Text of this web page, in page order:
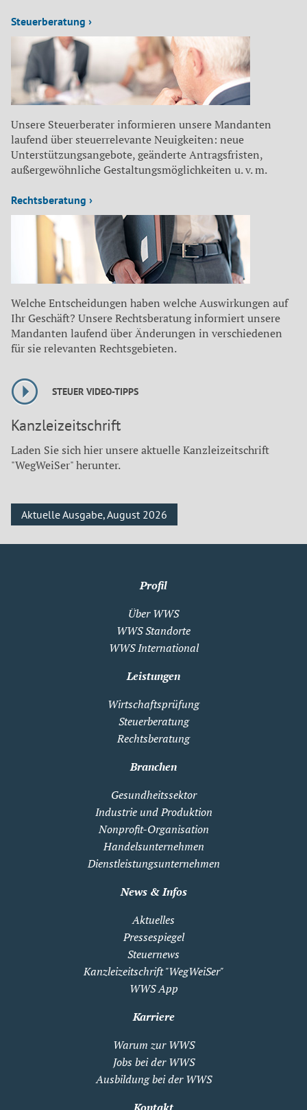
Steuerberatung ›
Unsere Steuerberater informieren unsere Mandanten
laufend über steuerrelevante Neuigkeiten: neue
Unterstützungsangebote, geänderte Antragsfristen,
außergewöhnliche Gestaltungsmöglichkeiten u. v. m.
Rechtsberatung ›
Welche Entscheidungen haben welche Auswirkungen auf
Ihr Geschäft? Unsere Rechtsberatung informiert unsere
Mandanten laufend über Änderungen in verschiedenen
für sie relevanten Rechtsgebieten.
STEUER VIDEO-TIPPS
Kanzleizeitschrift
Laden Sie sich hier unsere aktuelle Kanzleizeitschrift
"WegWeiSer" herunter.
Aktuelle Ausgabe, August 2026
Profil
Über WWS
WWS Standorte
WWS International
Leistungen
Wirtschaftsprüfung
Steuerberatung
Rechtsberatung
Branchen
Gesundheitssektor
Industrie und Produktion
Nonprofit-Organisation
Handelsunternehmen
Dienstleistungsunternehmen
News & Infos
Aktuelles
Pressespiegel
Steuernews
Kanzleizeitschrift "WegWeiSer"
WWS App
Karriere
Warum zur WWS
Jobs bei der WWS
Ausbildung bei der WWS